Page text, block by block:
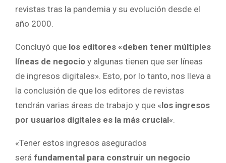
revistas tras la pandemia y su evolución desde el
año 2000.
Concluyó que los editores «deben tener múltiples
líneas de negocio y algunas tienen que ser líneas
de ingresos digitales». Esto, por lo tanto, nos lleva a
la conclusión de que los editores de revistas
tendrán varias áreas de trabajo y que «los ingresos
por usuarios digitales es la más crucial«.
«Tener estos ingresos asegurados
será fundamental para construir un negocio